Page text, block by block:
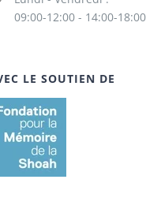
09:00-12:00 - 14:00-18:00
LE SOUTIEN DE